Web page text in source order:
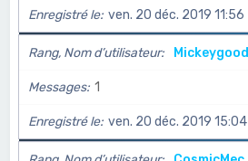
Enregistré le ven. 20 déc. 2019 11:56
Rang, Nom d’utilisateur Mickeygood
Messages 1
Enregistré le ven. 20 déc. 2019 15:04